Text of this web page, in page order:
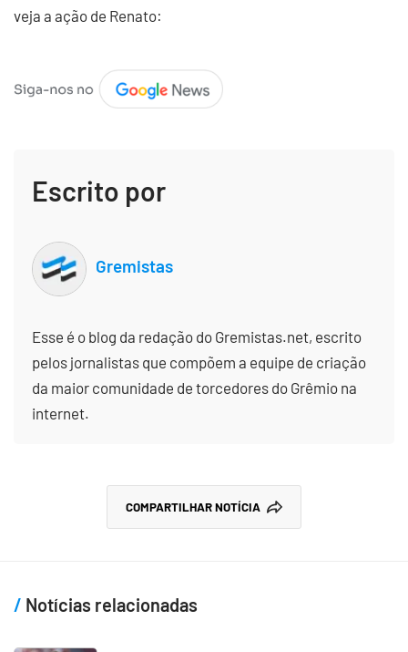
veja a ação de Renato:
Escrito por
Gremistas
Esse é o blog da redação do Gremistas.net, escrito
pelos jornalistas que compõem a equipe de criação
da maior comunidade de torcedores do Grêmio na
internet.
COMPARTILHAR NOTÍCIA
Notícias relacionadas